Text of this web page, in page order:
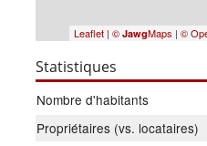
Leaflet| © JawgMaps | ©
Statistiques
Nombre d'habitants
Propriétaires (vs. locataires)